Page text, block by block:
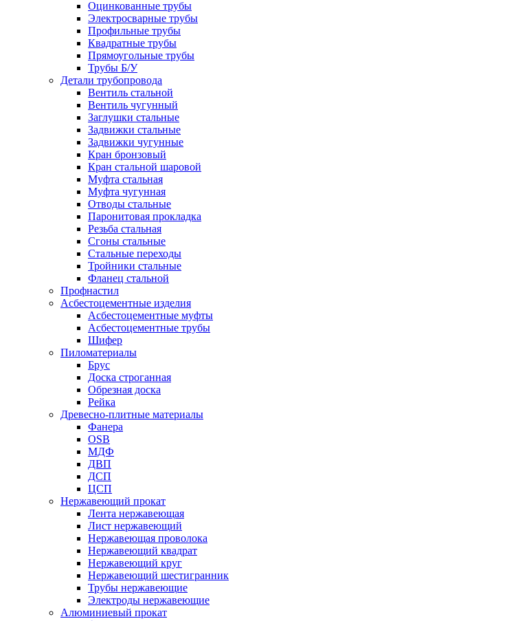
Оцинкованные трубы
Электросварные трубы
Профильные трубы
Квадратные трубы
Прямоугольные трубы
Трубы Б/У
Детали трубопровода
Вентиль стальной
Вентиль чугунный
Заглушки стальные
Задвижки стальные
Задвижки чугунные
Кран бронзовый
Кран стальной шаровой
Муфта стальная
Муфта чугунная
Отводы стальные
Паронитовая прокладка
Резьба стальная
Сгоны стальные
Стальные переходы
Тройники стальные
Фланец стальной
Профнастил
Асбестоцементные изделия
Асбестоцементные муфты
Асбестоцементные трубы
Шифер
Пиломатериалы
Брус
Доска строганная
Обрезная доска
Рейка
Древесно-плитные материалы
Фанера
OSB
МДФ
ДВП
ДСП
ЦСП
Нержавеющий прокат
Лента нержавеющая
Лист нержавеющий
Нержавеющая проволока
Нержавеющий квадрат
Нержавеющий круг
Нержавеющий шестигранник
Трубы нержавеющие
Электроды нержавеющие
Алюминиевый прокат